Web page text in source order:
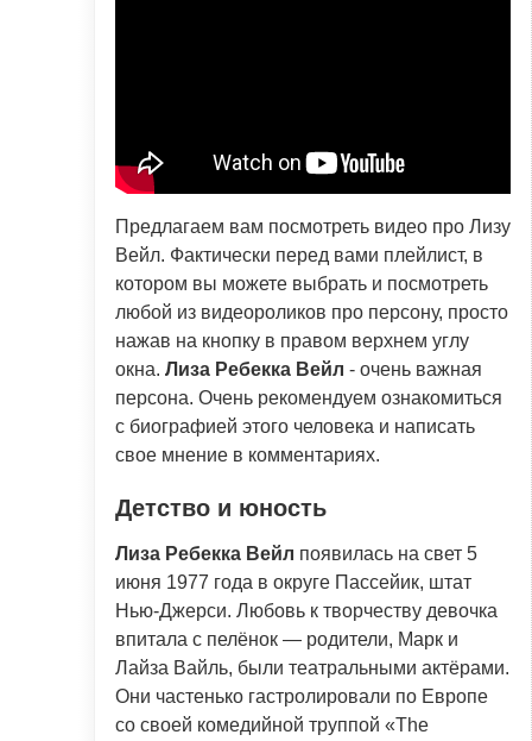
Предлагаем вам посмотреть видео про Лизу
Вейл. Фактически перед вами плейлист, в
котором вы можете выбрать и посмотреть
любой из видеороликов про персону, просто
нажав на кнопку в правом верхнем углу
окна. Лиза Ребекка Вейл - очень важная
персона. Очень рекомендуем ознакомиться
с биографией этого человека и написать
свое мнение в комментариях.
Детство и юность
Лиза Ребекка Вейл появилась на свет 5
июня 1977 года в округе Пассейик, штат
Нью-Джерси. Любовь к творчеству девочка
впитала с пелёнок — родители, Марк и
Лайза Вайль, были театральными актёрами.
Они частенько гастролировали по Европе
со своей комедийной труппой «The